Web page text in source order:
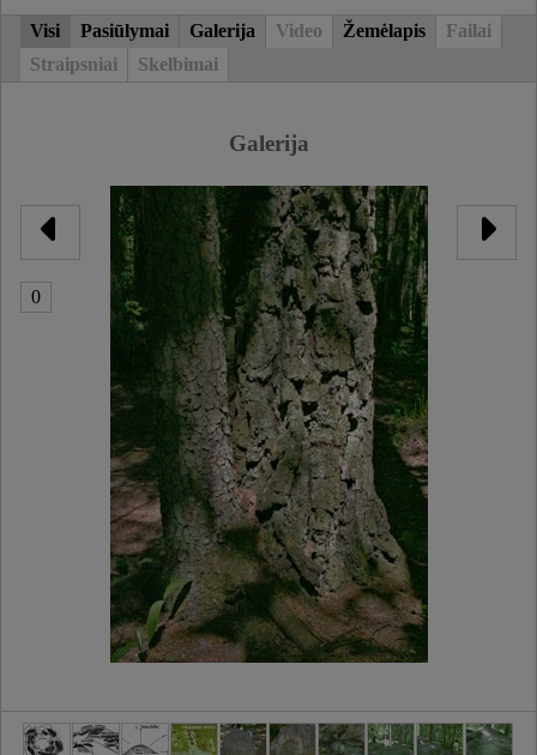
Visi Pasiūlymai Galerija Video Žemėlapis
Failai
Straipsniai
Skelbimai
Galerija
0